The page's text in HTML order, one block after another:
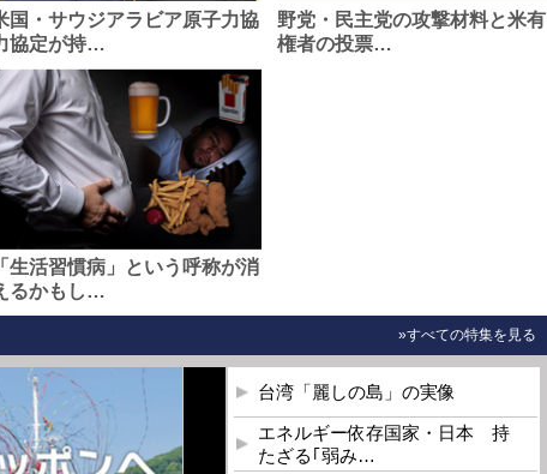
国・サウジアラビア原子力協
協定が持…
野党・民主党の攻撃材料と米有
権者の投票…
「生活習慣病」という呼称が消
るかもし…
»すべての特集を見る
台湾「麗しの島」の実像
エネルギー依存国家・日本 持
たざる｢弱み…